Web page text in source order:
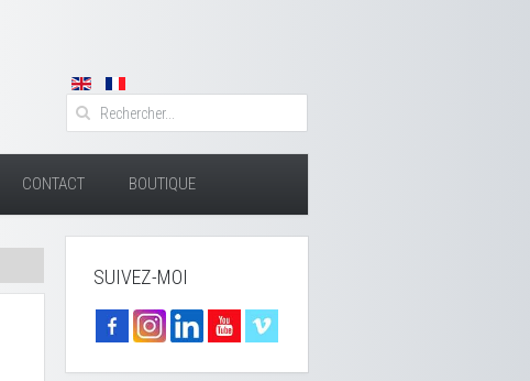
CONTACT BOUTIQUE
SUIVEZ-MOI